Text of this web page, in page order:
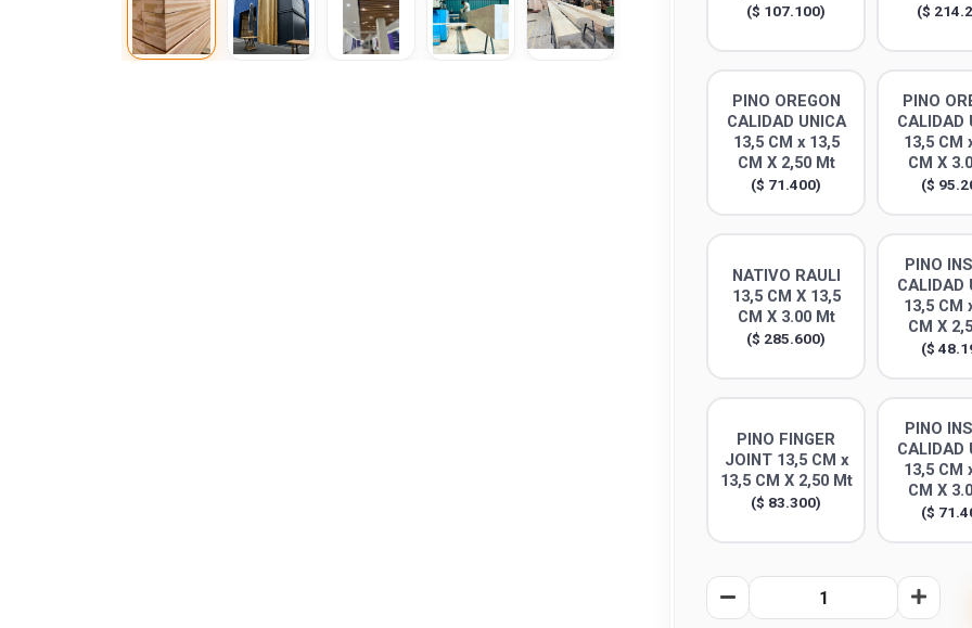
($ 107.100) ($
PINO OREGON
CALIDAD UNICA
13,5 CM x 13,5
CM X 2,50 Mt
($ 71.400)
PINO
CALIDAD
13,5 CM
CM X
($
NATIVO RAULI
13,5 CM X 13,5
CM X 3.00 Mt
($ 285.600)
PINO
CALIDAD
13,5 CM
CM X
($
PINO FINGER
JOINT 13,5 CM x
13,5 CM X 2,50 Mt
($ 83.300)
PINO
CALIDAD
13,5 CM
CM X
($